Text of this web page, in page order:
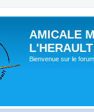
AMICALE
L'HERAULT
Bienvenue sur le